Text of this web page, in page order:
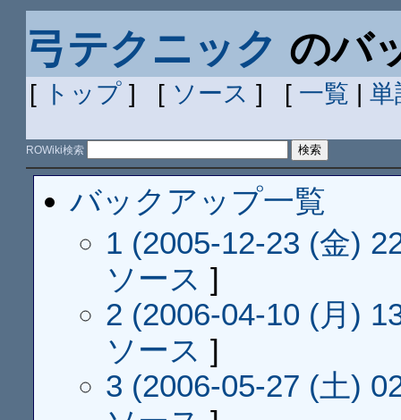
弓テクニック のバ
[ トップ] [ ソース ] [ 一覧 | 単
ROWiki検索
バックアップ一覧
1 (2005-12-23 (金)
ソース ]
2 (2006-04-10 (月)
ソース ]
3 (2006-05-27 (土)